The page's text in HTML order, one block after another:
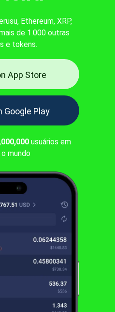
Ethereum, XRP,
de 1.000 outras
e tokens.
App Store
Google Play
usuários em
mundo